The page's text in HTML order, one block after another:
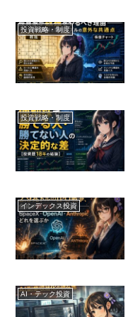
投資戦略・制度
投資戦略・制度
インデックス投資
AI・テック投資